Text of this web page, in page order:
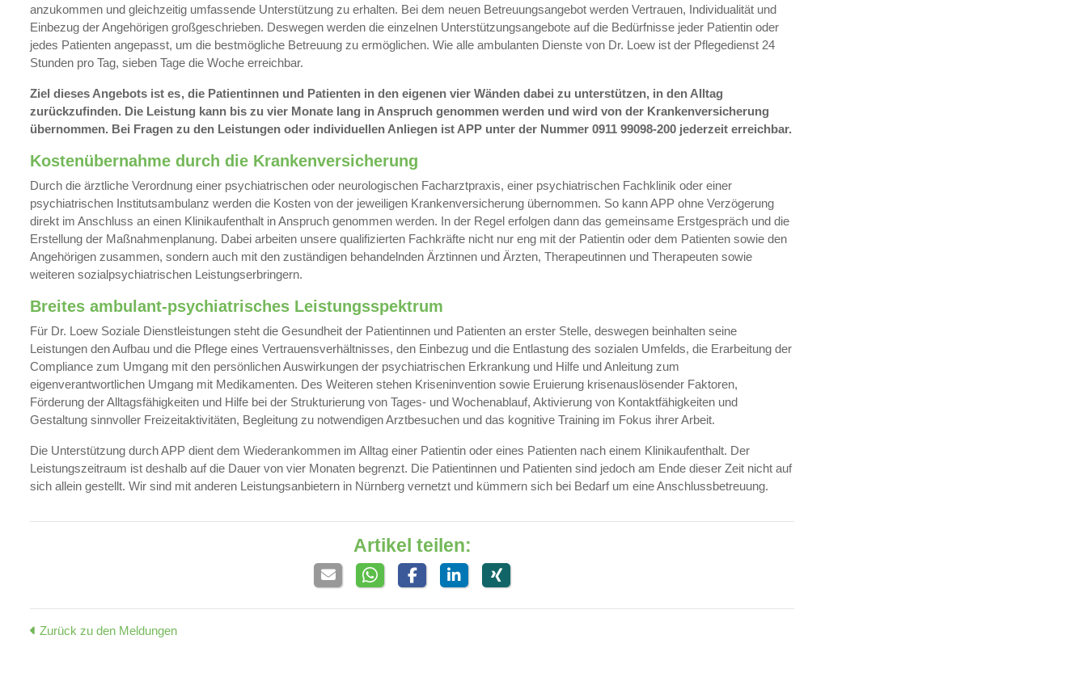
anzukommen und gleichzeitig umfassende Unterstützung zu erhalten. Bei dem neuen Betreuungsangebot werden Vertrauen, Individualität und
Einbezug der Angehörigen großgeschrieben. Deswegen werden die einzelnen Unterstützungsangebote auf die Bedürfnisse jeder Patientin oder
jedes Patienten angepasst, um die bestmögliche Betreuung zu ermöglichen. Wie alle ambulanten Dienste von Dr. Loew ist der Pflegedienst 24
Stunden pro Tag, sieben Tage die Woche erreichbar.
Ziel dieses Angebots ist es, die Patientinnen und Patienten in den eigenen vier Wänden dabei zu unterstützen, in den Alltag
zurückzufinden. Die Leistung kann bis zu vier Monate lang in Anspruch genommen werden und wird von der Krankenversicherung
übernommen. Bei Fragen zu den Leistungen oder individuellen Anliegen ist APP unter der Nummer 0911 99098-200 jederzeit erreichbar.
Kostenübernahme durch die Krankenversicherung
Durch die ärztliche Verordnung einer psychiatrischen oder neurologischen Facharztpraxis, einer psychiatrischen Fachklinik oder einer
psychiatrischen Institutsambulanz werden die Kosten von der jeweiligen Krankenversicherung übernommen. So kann APP ohne Verzögerung
direkt im Anschluss an einen Klinikaufenthalt in Anspruch genommen werden. In der Regel erfolgen dann das gemeinsame Erstgespräch und die
Erstellung der Maßnahmenplanung. Dabei arbeiten unsere qualifizierten Fachkräfte nicht nur eng mit der Patientin oder dem Patienten sowie den
Angehörigen zusammen, sondern auch mit den zuständigen behandelnden Ärztinnen und Ärzten, Therapeutinnen und Therapeuten sowie
weiteren sozialpsychiatrischen Leistungserbringern.
Breites ambulant-psychiatrisches Leistungsspektrum
Für Dr. Loew Soziale Dienstleistungen steht die Gesundheit der Patientinnen und Patienten an erster Stelle, deswegen beinhalten seine
Leistungen den Aufbau und die Pflege eines Vertrauensverhältnisses, den Einbezug und die Entlastung des sozialen Umfelds, die Erarbeitung der
Compliance zum Umgang mit den persönlichen Auswirkungen der psychiatrischen Erkrankung und Hilfe und Anleitung zum
eigenverantwortlichen Umgang mit Medikamenten. Des Weiteren stehen Kriseninvention sowie Eruierung krisenauslösender Faktoren,
Förderung der Alltagsfähigkeiten und Hilfe bei der Strukturierung von Tages- und Wochenablauf, Aktivierung von Kontaktfähigkeiten und
Gestaltung sinnvoller Freizeitaktivitäten, Begleitung zu notwendigen Arztbesuchen und das kognitive Training im Fokus ihrer Arbeit.
Die Unterstützung durch APP dient dem Wiederankommen im Alltag einer Patientin oder eines Patienten nach einem Klinikaufenthalt. Der
Leistungszeitraum ist deshalb auf die Dauer von vier Monaten begrenzt. Die Patientinnen und Patienten sind jedoch am Ende dieser Zeit nicht auf
sich allein gestellt. Wir sind mit anderen Leistungsanbietern in Nürnberg vernetzt und kümmern sich bei Bedarf um eine Anschlussbetreuung.
Artikel teilen:
Zurück zu den Meldungen